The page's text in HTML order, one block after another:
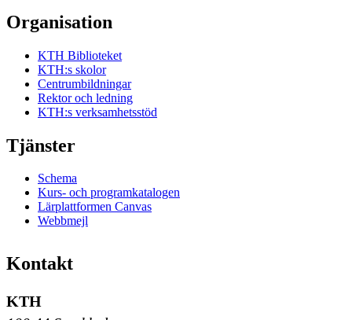
Organisation
KTH Biblioteket
KTH:s skolor
Centrumbildningar
Rektor och ledning
KTH:s verksamhetsstöd
Tjänster
Schema
Kurs- och programkatalogen
Lärplattformen Canvas
Webbmejl
Kontakt
KTH